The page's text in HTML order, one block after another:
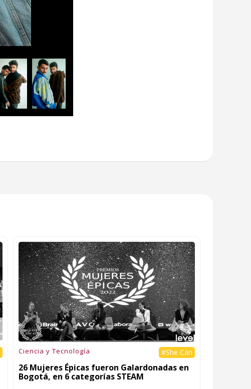
Ciencia y Tecnología #She Can
26 Mujeres Épicas fueron Galardonadas en
Bogotá, en 6 categorías STEAM